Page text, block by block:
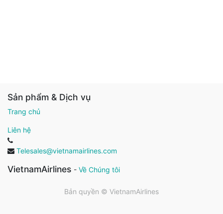
Sản phẩm & Dịch vụ
Trang chủ
Liên hệ
Telesales@vietnamairlines.com
VietnamAirlines - Về Chúng tôi
Bản quyền © VietnamAirlines